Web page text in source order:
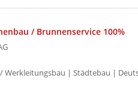
/ Brunnenservice 100%
Werkleitungsbau | Städtebau |